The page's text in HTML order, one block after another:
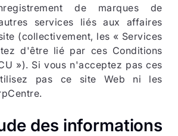
de marques de
services liés aux affaires
(collectivement, les « Services
d'être lié par ces Conditions
»). Si vous n'acceptez pas ces
pas ce site Web ni les
des informations